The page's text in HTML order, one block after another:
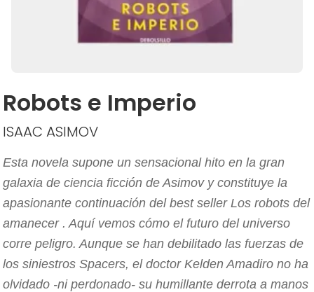
Robots e Imperio
ISAAC ASIMOV
Esta novela supone un sensacional hito en la gran
galaxia de ciencia ficción de Asimov y constituye la
apasionante continuación del best seller Los robots del
amanecer . Aquí vemos cómo el futuro del universo
corre peligro. Aunque se han debilitado las fuerzas de
los siniestros Spacers, el doctor Kelden Amadiro no ha
olvidado -ni perdonado- su humillante derrota a manos